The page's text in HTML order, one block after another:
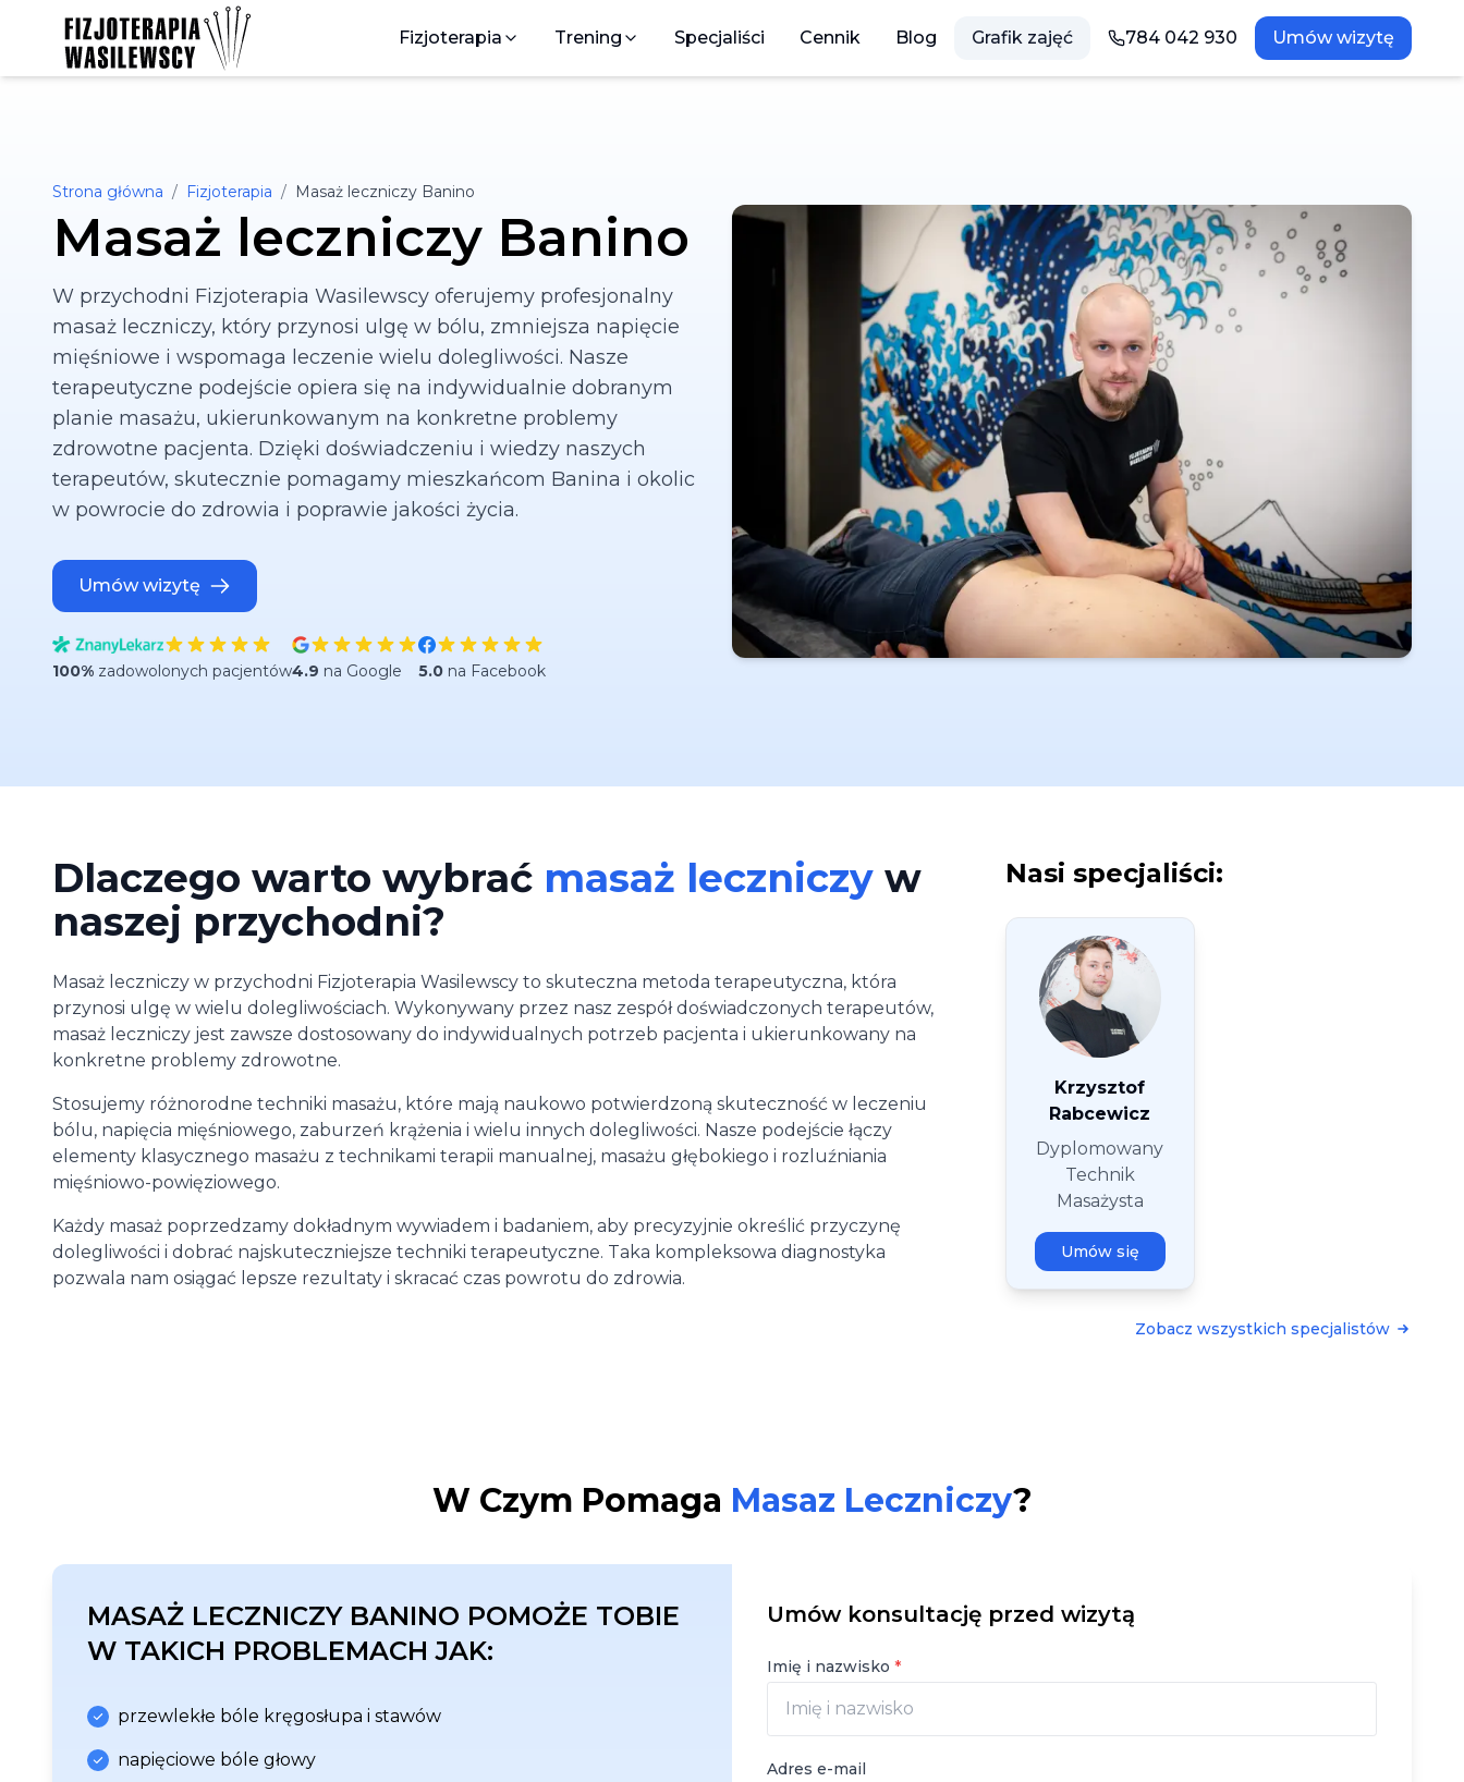
Fizjoterapia Trening Specjaliści Cennik Blog Grafik zajęć 784 042 930 Umów wizytę
Strona główna / Fizjoterapia / Masaż leczniczy Banino
Masaż leczniczy Banino
W przychodni Fizjoterapia Wasilewscy oferujemy profesjonalny
masaż leczniczy, który przynosi ulgę w bólu, zmniejsza napięcie
mięśniowe i wspomaga leczenie wielu dolegliwości. Nasze
terapeutyczne podejście opiera się na indywidualnie dobranym
planie masażu, ukierunkowanym na konkretne problemy
zdrowotne pacjenta. Dzięki doświadczeniu i wiedzy naszych
terapeutów, skutecznie pomagamy mieszkańcom Banina i okolic
w powrocie do zdrowia i poprawie jakości życia.
Umów wizytę
100% zadowolonych pacjentów4.9 na Google 5.0 na Facebook
Dlaczego warto wybrać masaż leczniczy w
naszej przychodni?
Masaż leczniczy w przychodni Fizjoterapia Wasilewscy to skuteczna metoda terapeutyczna, która
przynosi ulgę w wielu dolegliwościach. Wykonywany przez nasz zespół doświadczonych terapeutów,
masaż leczniczy jest zawsze dostosowany do indywidualnych potrzeb pacjenta i ukierunkowany na
konkretne problemy zdrowotne.
Stosujemy różnorodne techniki masażu, które mają naukowo potwierdzoną skuteczność w leczeniu
bólu, napięcia mięśniowego, zaburzeń krążenia i wielu innych dolegliwości. Nasze podejście łączy
elementy klasycznego masażu z technikami terapii manualnej, masażu głębokiego i rozluźniania
mięśniowo-powięziowego.
Każdy masaż poprzedzamy dokładnym wywiadem i badaniem, aby precyzyjnie określić przyczynę
dolegliwości i dobrać najskuteczniejsze techniki terapeutyczne. Taka kompleksowa diagnostyka
pozwala nam osiągać lepsze rezultaty i skracać czas powrotu do zdrowia.
Nasi specjaliści:
Krzysztof
Rabcewicz
Dyplomowany
Technik
Masażysta
Umów się
Zobacz wszystkich specjalistów
W Czym Pomaga Masaz Leczniczy?
MASAŻ LECZNICZY BANINO POMOŻE TOBIE
W TAKICH PROBLEMACH JAK:
przewlekłe bóle kręgosłupa i stawów
napięciowe bóle głowy
Umów konsultację przed wizytą
Imię i nazwisko *
Adres e-mail